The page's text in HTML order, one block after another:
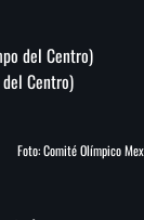
del Centro)
Centro)
Foto: Comité Olímpico